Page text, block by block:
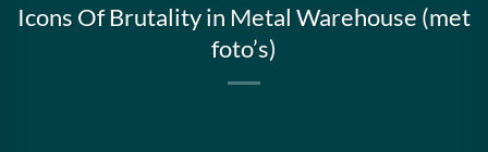
Icons Of Brutality in Metal Warehouse (met
foto’s)